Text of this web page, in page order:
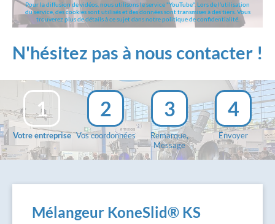
Pour la diffusion de vidéos, nous utilisons le service "YouTube". Lors de l'utilisation
du service, des cookies sont utilisés et des données sont transmises à des tiers. Vous
trouverez plus de détails à ce sujet dans notre politique de confidentialité.
N'hésitez pas à nous contacter !
1
Votre entreprise
2
Vos coordonnées
3
Remarque,
Message
4
Envoyer
Mélangeur KoneSlid® KS